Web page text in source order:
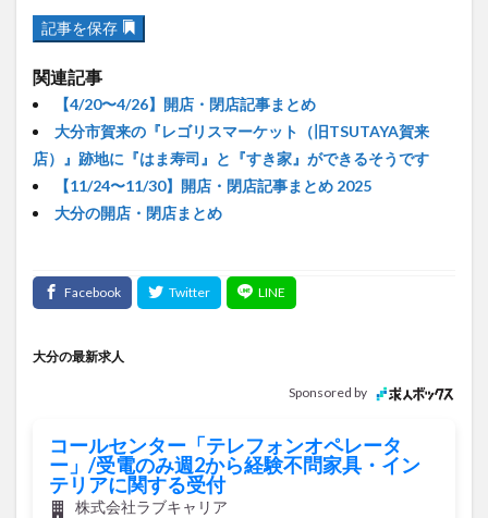
記事を保存
関連記事
【4/20〜4/26】開店・閉店記事まとめ
大分市賀来の『レゴリスマーケット（旧TSUTAYA賀来
店）』跡地に『はま寿司』と『すき家』ができるそうです
【11/24〜11/30】開店・閉店記事まとめ 2025
大分の開店・閉店まとめ
大分の最新求人
Sponsored by
コールセンター「テレフォンオペレータ
ー」/受電のみ週2から経験不問家具・イン
テリアに関する受付
株式会社ラブキャリア